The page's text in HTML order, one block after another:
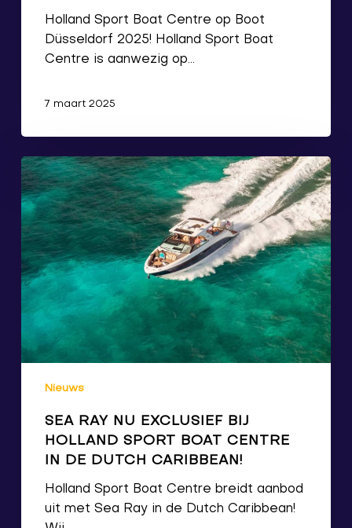
Holland Sport Boat Centre op Boot
Düsseldorf 2025! Holland Sport Boat
Centre is aanwezig op…
7 maart 2025
Nieuws
SEA RAY NU EXCLUSIEF BIJ
HOLLAND SPORT BOAT CENTRE
IN DE DUTCH CARIBBEAN!
Holland Sport Boat Centre breidt aanbod
uit met Sea Ray in de Dutch Caribbean!